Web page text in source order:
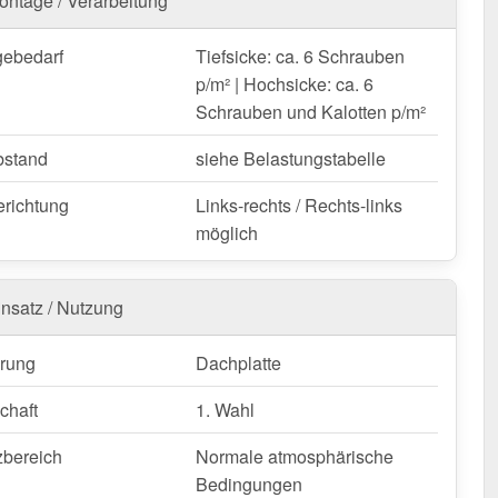
gekürzt werden.
18/1064 | Dach | Anti-Tropf 700 g/m² bestellen –
& mit 10 Jahre Garantie!
wetterfest, individuell auf Maß – bestellen Sie jetzt und
Sie von schneller Lieferung!
Für statische Berechnungen sind nur Produkte mit
1090 zulässig. Sonderposten (DIN EN 14782) sind
Tiefsicke: ca. 6 Schrauben
p/m² | Hochsicke: ca. 6
Schrauben und Kalotten p/m²
siehe Belastungstabelle
Links-rechts / Rechts-links
möglich
/ Nutzung
Dachplatte
1. Wahl
Normale atmosphärische
Bedingungen